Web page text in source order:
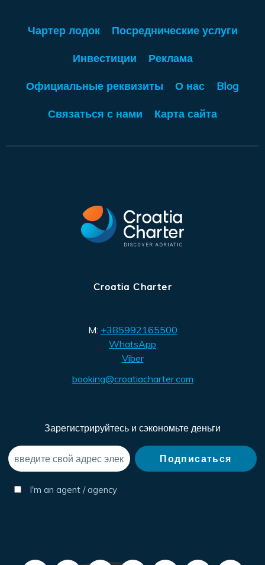
Чартер лодок Посреднические услуги
Инвестиции Реклама
Официальные реквизиты О нас Blog
Связаться с нами Карта сайта
Croatia Charter
M: +385992165500
WhatsApp
Viber
booking@croatiacharter.com
Зарегистрируйтесь и сэкономьте деньги
I'm an agent / agency